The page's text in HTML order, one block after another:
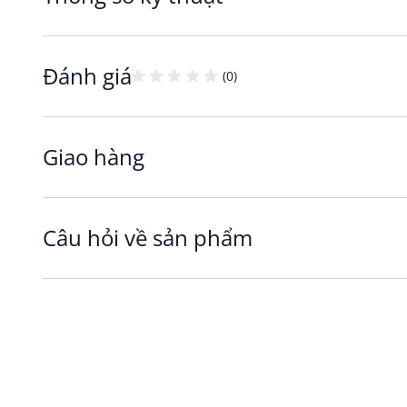
Thiết kế nâng đỡ cơ thể
được nâng đỡ nhẹ nhàng, dễ đi vào giấc ngủ sâu
Thoáng khí & An toàn sức khỏe
Vỏ gối bằng chất liệu 100% polyester cùng thiết
Đánh giá (0)
Giao hàng
Câu hỏi về sản phẩm